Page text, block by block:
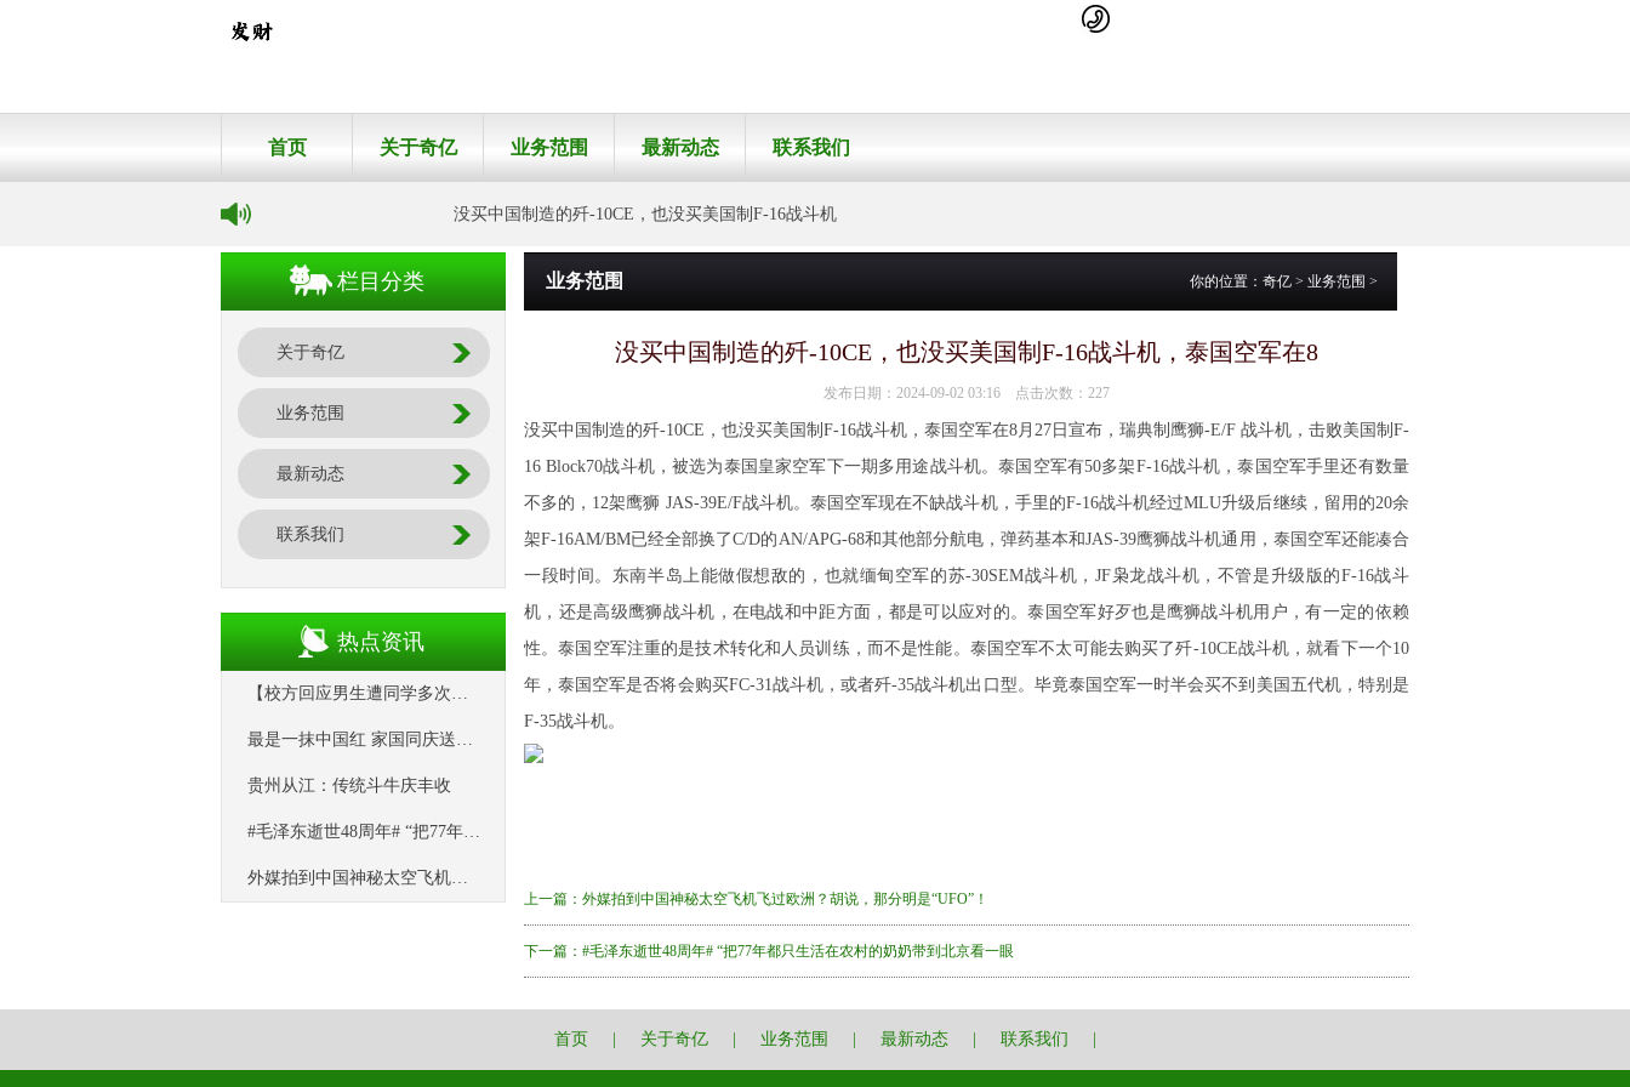
首页 关于奇亿 业务范围 最新动态 联系我们
没买中国制造的歼-10CE，也没买美国制F-16战斗机，泰国空军在8
栏目分类
关于奇亿
业务范围
最新动态
联系我们
热点资讯
【校方回应男生遭同学多次用板凳砸头】 9月27日，河南鹤壁。多条视频
最是一抹中国红 家国同庆送祝福
贵州从江：传统斗牛庆丰收
#毛泽东逝世48周年# “把77年都只生活在农村的奶奶带到北京看一眼
外媒拍到中国神秘太空飞机飞过欧洲？胡说，那分明是“UFO”！
业务范围 你的位置： 奇亿 > 业务范围 >
没买中国制造的歼-10CE，也没买美国制F-16战斗机，泰国空军在8
发布日期：2024-09-02 03:16 点击次数：227
没买中国制造的歼-10CE，也没买美国制F-16战斗机，泰国空军在8月27日宣布，瑞典制鹰狮-E/F 战斗机，击败美国制F-
16 Block70战斗机，被选为泰国皇家空军下一期多用途战斗机。泰国空军有50多架F-16战斗机，泰国空军手里还有数量
不多的，12架鹰狮 JAS-39E/F战斗机。泰国空军现在不缺战斗机，手里的F-16战斗机经过MLU升级后继续，留用的20余
架F-16AM/BM已经全部换了C/D的AN/APG-68和其他部分航电，弹药基本和JAS-39鹰狮战斗机通用，泰国空军还能凑合
一段时间。东南半岛上能做假想敌的，也就缅甸空军的苏-30SEM战斗机，JF枭龙战斗机，不管是升级版的F-16战斗
机，还是高级鹰狮战斗机，在电战和中距方面，都是可以应对的。泰国空军好歹也是鹰狮战斗机用户，有一定的依赖
性。泰国空军注重的是技术转化和人员训练，而不是性能。泰国空军不太可能去购买了歼-10CE战斗机，就看下一个10
年，泰国空军是否将会购买FC-31战斗机，或者歼-35战斗机出口型。毕竟泰国空军一时半会买不到美国五代机，特别是
F-35战斗机。
上一篇： 外媒拍到中国神秘太空飞机飞过欧洲？胡说，那分明是“UFO”！
下一篇： #毛泽东逝世48周年# “把77年都只生活在农村的奶奶带到北京看一眼
首页 关于奇亿 业务范围 最新动态 联系我们